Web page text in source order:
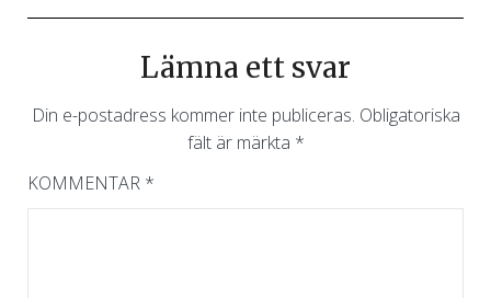
Lämna ett svar
Din e-postadress kommer inte publiceras. Obligatoriska
fält är märkta *
KOMMENTAR *